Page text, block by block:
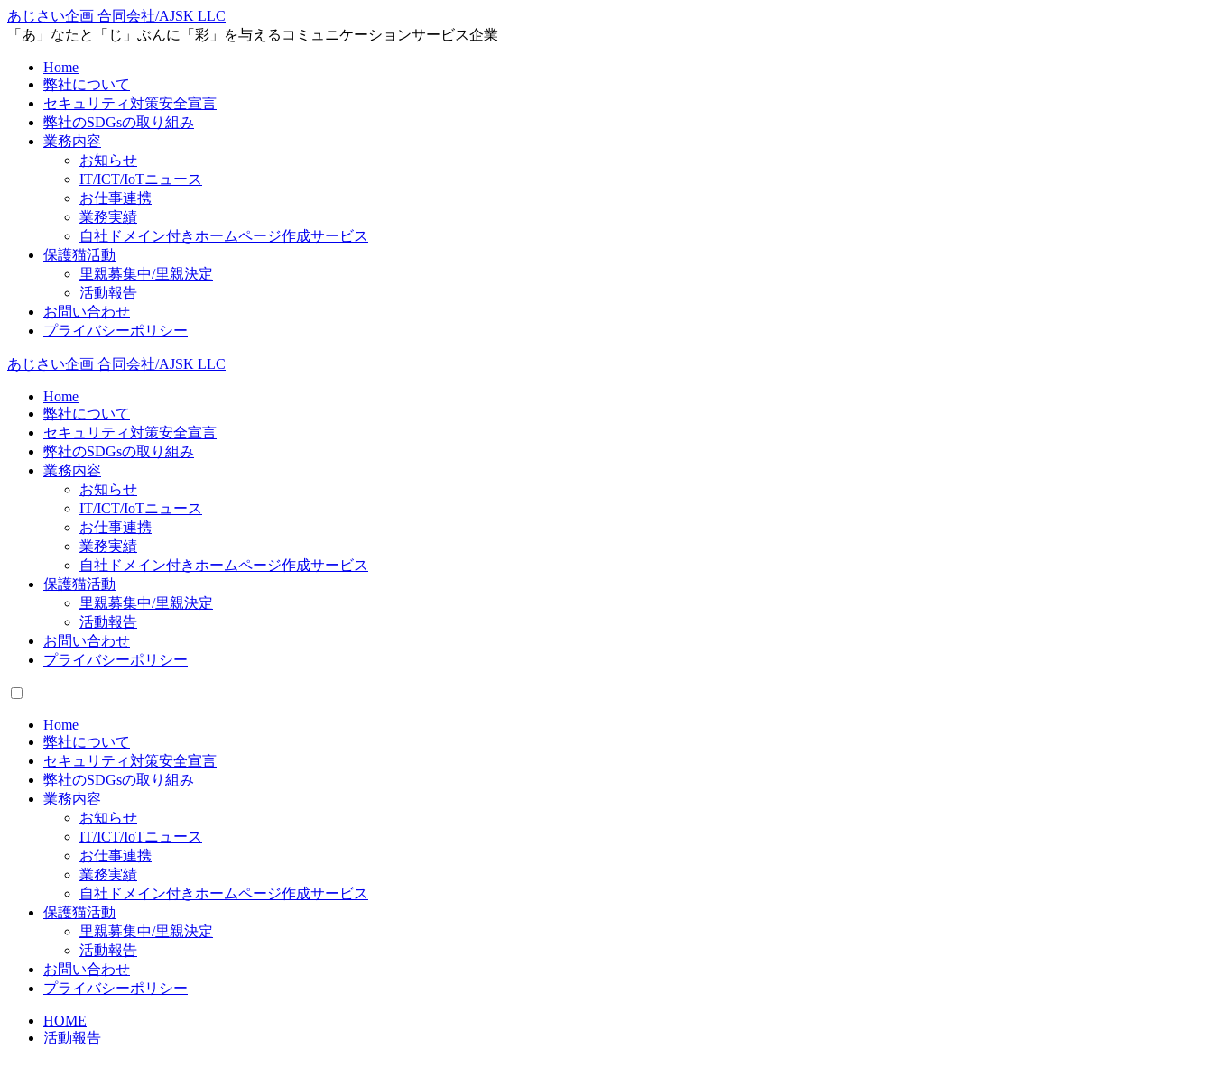
あじさい企画 合同会社/AJSK LLC
「あ」なたと「じ」ぶんに「彩」を与えるコミュニケーションサービス企業
Home
弊社について
セキュリティ対策安全宣言
弊社のSDGsの取り組み
業務内容
お知らせ
IT/ICT/IoTニュース
お仕事連携
業務実績
自社ドメイン付きホームページ作成サービス
保護猫活動
里親募集中/里親決定
活動報告
お問い合わせ
プライバシーポリシー
あじさい企画 合同会社/AJSK LLC
Home
弊社について
セキュリティ対策安全宣言
弊社のSDGsの取り組み
業務内容
お知らせ
IT/ICT/IoTニュース
お仕事連携
業務実績
自社ドメイン付きホームページ作成サービス
保護猫活動
里親募集中/里親決定
活動報告
お問い合わせ
プライバシーポリシー
Home
弊社について
セキュリティ対策安全宣言
弊社のSDGsの取り組み
業務内容
お知らせ
IT/ICT/IoTニュース
お仕事連携
業務実績
自社ドメイン付きホームページ作成サービス
保護猫活動
里親募集中/里親決定
活動報告
お問い合わせ
プライバシーポリシー
HOME
活動報告